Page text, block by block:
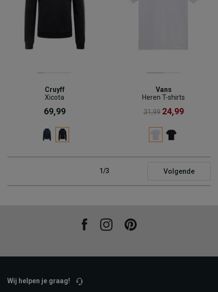
Cruyff
Xicota
69,99
Vans
Heren T-shirts
31,99 24,99
1/3 Volgende
FacebookInstagramPinterest
Wij helpen je graag!